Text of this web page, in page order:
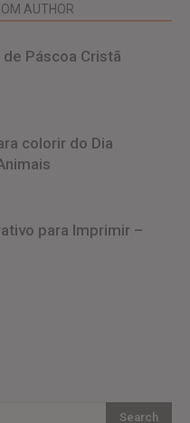
AUTHOR
Páscoa Cristã
colorir do Dia
para Imprimir –